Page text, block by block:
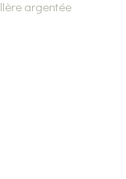
argentée